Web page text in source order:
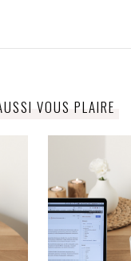
VOUS PLAIRE